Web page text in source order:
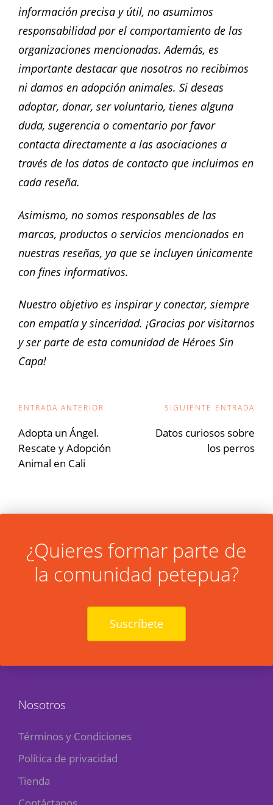
información precisa y útil, no asumimos
responsabilidad por el comportamiento de las
organizaciones mencionadas. Además, es
importante destacar que nosotros no recibimos
ni damos en adopción animales. Si deseas
adoptar, donar, ser voluntario, tienes alguna
duda, sugerencia o comentario por favor
contacta directamente a las asociaciones a
través de los datos de contacto que incluimos en
cada reseña.
Asimismo, no somos responsables de las
marcas, productos o servicios mencionados en
nuestras reseñas, ya que se incluyen únicamente
con fines informativos.
Nuestro objetivo es inspirar y conectar, siempre
con empatía y sinceridad. ¡Gracias por visitarnos
y ser parte de esta comunidad de Héroes Sin
Capa!
Navegación
de
entradas
ENTRADA ANTERIOR
Adopta un Ángel.
Rescate y Adopción
Animal en Cali
SIGUIENTE ENTRADA
Datos curiosos sobre
los perros
¿Quieres formar parte de
la comunidad petepua?
Suscríbete
Nosotros
Términos y Condiciones
Política de privacidad
Tienda